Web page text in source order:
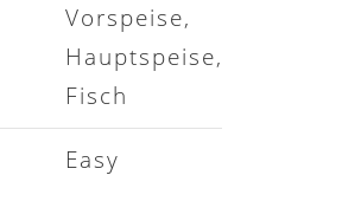
Vorspeise,
Hauptspeise,
Fisch
Easy